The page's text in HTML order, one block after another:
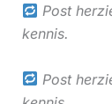
Post
kennis.
Post